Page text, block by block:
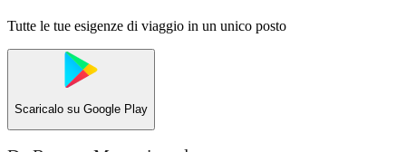
Tutte le tue esigenze di viaggio in un unico posto
Scaricalo su Google Play